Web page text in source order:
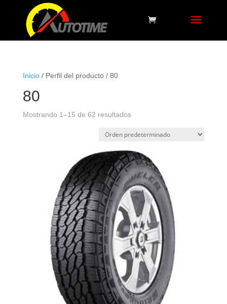
Inicio/ Perfil del producto / 80
80
Mostrando 1–15 de 62 resultados